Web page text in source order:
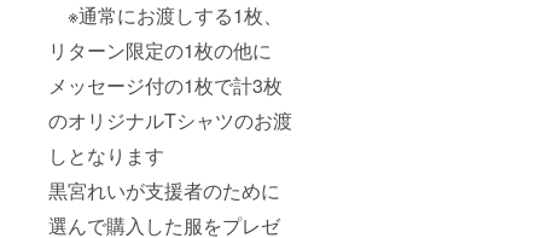
※通常にお渡しする1枚、
リターン限定の1枚の他に
メッセージ付の1枚で計3枚
のオリジナルTシャツのお渡
しとなります
黒宮れいが支援者のために
選んで購入した服をプレゼ